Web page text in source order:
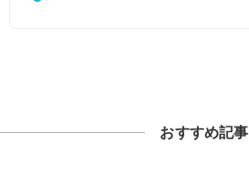
おすすめ記事